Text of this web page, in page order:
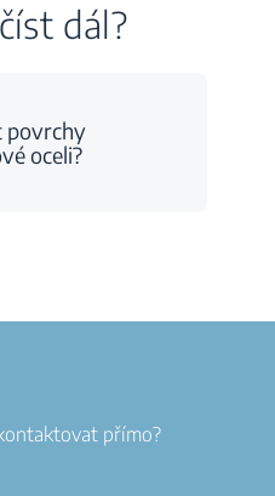
dál?
povrchy
oceli?
přímo?